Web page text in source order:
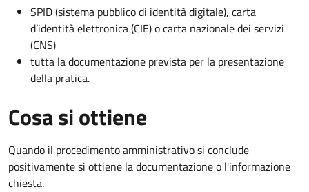
SPID (sistema pubblico di identità digitale), carta
d’identità elettronica (CIE) o carta nazionale dei servizi
(CNS)
tutta la documentazione prevista per la presentazione
della pratica.
Cosa si ottiene
Quando il procedimento amministrativo si conclude
positivamente si ottiene la documentazione o l'informazione
chiesta.